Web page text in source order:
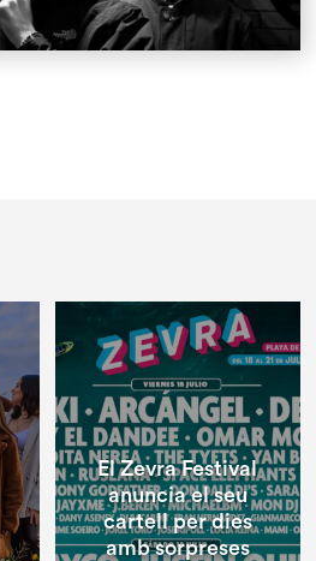
El Zevra Festival
anuncia el seu
cartell per dies
amb sorpreses